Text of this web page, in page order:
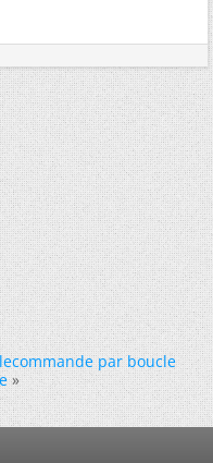
par boucle
»